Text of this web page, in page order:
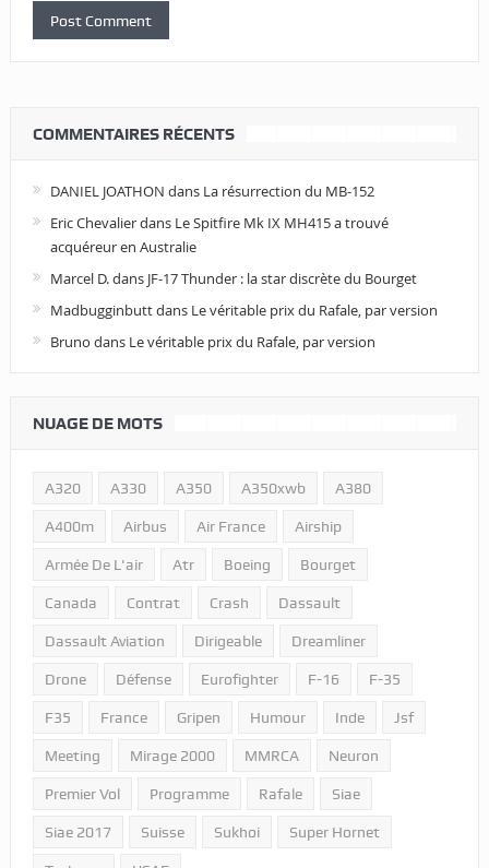
COMMENTAIRES RÉCENTS
DANIEL JOATHON dans La résurrection du MB-152
Eric Chevalierdans Le Spitfire Mk IX MH415 a trouvé
acquéreur en Australie
Marcel D.dans JF-17 Thunder : la star discrète du Bourget
Madbugginbuttdans Le véritable prix du Rafale, par version
Bruno dans Le véritable prix du Rafale, par version
NUAGE DE MOTS
A320 A330 A350 A350xwb A380
A400m Airbus Air France Airship
Armée De L'air Atr Boeing Bourget
Canada Contrat Crash Dassault
Dassault Aviation Dirigeable Dreamliner
Drone Défense Eurofighter F-16 F-35
F35 France Gripen Humour Inde Jsf
Meeting Mirage 2000 MMRCA Neuron
Premier Vol Programme Rafale Siae
Siae 2017 Suisse Sukhoi Super Hornet